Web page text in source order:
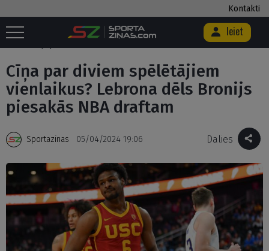
Kontakti
Ieiet
Sākums Basketbols / Cīņa par diviem spēlētājiem vienlaikus? Lebrona
Cīņa par diviem spēlētājiem
vienlaikus? Lebrona dēls Bronijs
piesakās NBA draftam
Sportazinas 05/04/2024 19:06 Dalies